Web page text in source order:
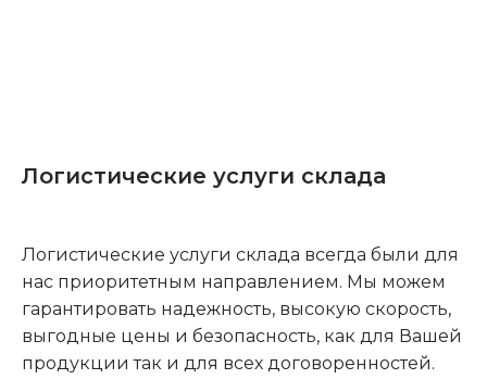
Логистические услуги склада
Логистические услуги склада всегда были для
нас приоритетным направлением. Мы можем
гарантировать надежность, высокую скорость,
выгодные цены и безопасность, как для Вашей
продукции так и для всех договоренностей.